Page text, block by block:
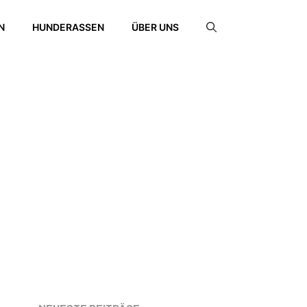
HUNDERASSEN ÜBER UNS